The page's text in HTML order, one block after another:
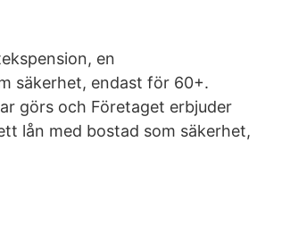
en
säkerhet, endast för 60+.
görs och Företaget erbjuder
lån med bostad som säkerhet,